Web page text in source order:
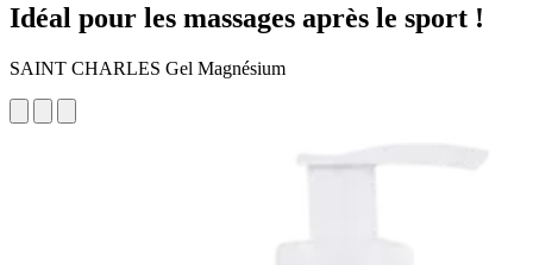
Idéal pour les massages après le sport !
SAINT CHARLES Gel Magnésium